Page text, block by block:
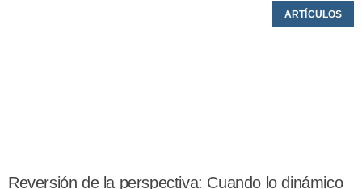
ARTÍCULOS
Reversión de la perspectiva: Cuando lo dinámico